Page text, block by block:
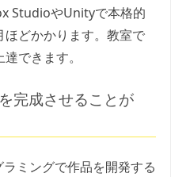
StudioやUnityで本格的
どかかります。教室で
できます。
完成させることが
ミングで作品を開発する